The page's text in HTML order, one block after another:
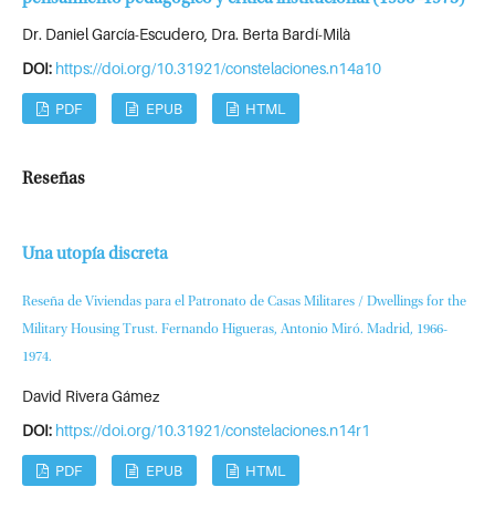
Dr. Daniel García-Escudero, Dra. Berta Bardí-Milà
DOI: https://doi.org/10.31921/constelaciones.n14a10
PDF EPUB HTML
Reseñas
Una utopía discreta
Reseña de Viviendas para el Patronato de Casas Militares / Dwellings for the
Military Housing Trust. Fernando Higueras, Antonio Miró. Madrid, 1966-
1974.
David Rivera Gámez
DOI: https://doi.org/10.31921/constelaciones.n14r1
PDF EPUB HTML